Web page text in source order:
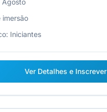
imersão
Iniciantes
Ver Detalhes e Inscrever